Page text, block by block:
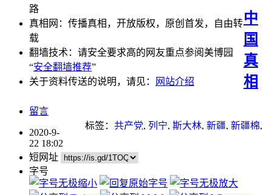
路
真相网：传播真相，开放版权，原创首发，自由转
载
翻墙技术：请安全要求高的网友重点参阅美博园
“安全翻墙推荐”
关于资料传送的说明，请见：
网站介绍
中
国
真
相
留言
标签： 共产党, 列宁, 斯大林, 新疆, 新疆棉,
克思
2020-9-
22 18:02
短网址
字号